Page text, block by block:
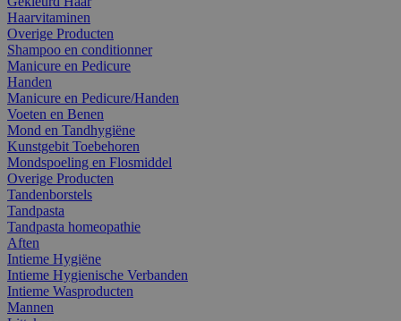
Haarvitaminen
Overige Producten
Shampoo en conditionner
Manicure en Pedicure
Handen
Manicure en Pedicure/Handen
Voeten en Benen
Mond en Tandhygiëne
Kunstgebit Toebehoren
Mondspoeling en Flosmiddel
Overige Producten
Tandenborstels
Tandpasta
Tandpasta homeopathie
Aften
Intieme Hygiëne
Intieme Hygienische Verbanden
Intieme Wasproducten
Mannen